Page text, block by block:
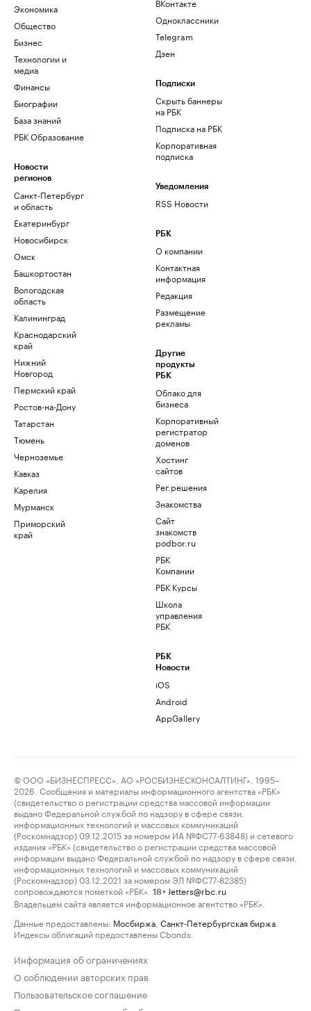
Экономика
Общество
Бизнес
Технологии и
медиа
Финансы
Биографии
База знаний
РБК Образование
Новости
регионов
Санкт-Петербург
и область
Екатеринбург
Новосибирск
Омск
Башкортостан
Вологодская
область
Калининград
Краснодарский
край
Нижний
Новгород
Пермский край
Ростов-на-Дону
Татарстан
Тюмень
Черноземье
Кавказ
Карелия
Мурманск
Приморский
край
Одноклассники
Telegram
Дзен
Подписки
Скрыть баннеры
на РБК
Подписка на РБК
Корпоративная
подписка
Уведомления
RSS Новости
РБК
О компании
Контактная
информация
Редакция
Размещение
рекламы
Другие
продукты
РБК
Облако для
бизнеса
Корпоративный
регистратор
доменов
Хостинг
сайтов
Рег.решения
Знакомства
Сайт
знакомств
podbor.ru
РБК
Компании
РБК Курсы
Школа
управления
РБК
РБК
Новости
iOS
Android
AppGallery
© ООО «БИЗНЕСПРЕСС», АО «РОСБИЗНЕСКОНСАЛТИНГ», 1995–
2026. Сообщения и материалы информационного агентства «РБК»
(свидетельство о регистрации средства массовой информации
выдано Федеральной службой по надзору в сфере связи,
информационных технологий и массовых коммуникаций
(Роскомнадзор) 09.12.2015 за номером ИА №ФС77-63848) и сетевого
издания «РБК» (свидетельство о регистрации средства массовой
информации выдано Федеральной службой по надзору в сфере связи,
информационных технологий и массовых коммуникаций
(Роскомнадзор) 03.12.2021 за номером ЭЛ №ФС77-82385)
сопровождаются пометкой «РБК».
18+ letters@rbc.ru
Владельцем сайта является информационное агентство «РБК».
Данные предоставлены: Мосбиржа Санкт-Петербургская биржа
Индексы облигаций предоставлены Cbonds.
Информация об ограничениях
О соблюдении авторских прав
Пользовательское соглашение